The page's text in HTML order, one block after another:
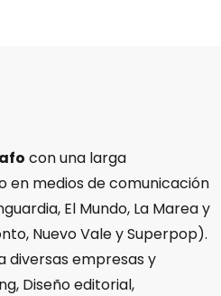
con una larga
en medios de comunicación
El Mundo, La Marea y
Nuevo Vale y Superpop).
diversas empresas y
Diseño editorial,